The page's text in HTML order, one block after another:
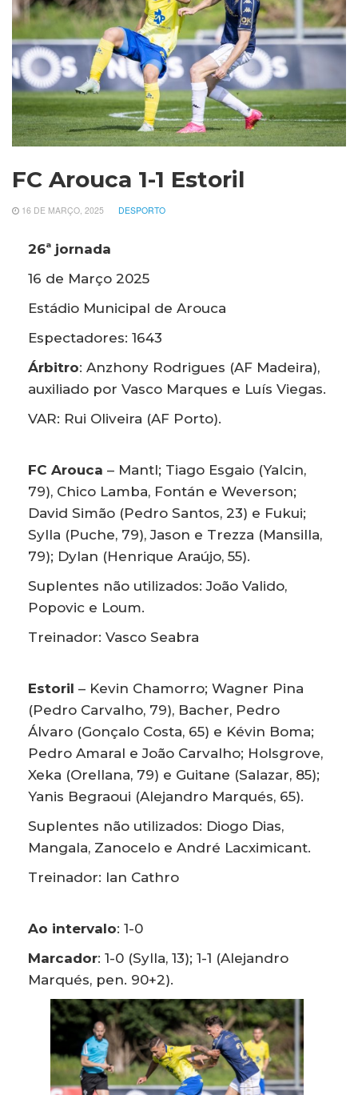
FC Arouca 1-1 Estoril
16 DE MARÇO, 2025 DESPORTO
26ª jornada
16 de Março 2025
Estádio Municipal de Arouca
Espectadores: 1643
Árbitro: Anzhony Rodrigues (AF Madeira),
auxiliado por Vasco Marques e Luís Viegas.
VAR: Rui Oliveira (AF Porto).
FC Arouca – Mantl; Tiago Esgaio (Yalcin,
79), Chico Lamba, Fontán e Weverson;
David Simão (Pedro Santos, 23) e Fukui;
Sylla (Puche, 79), Jason e Trezza (Mansilla,
79); Dylan (Henrique Araújo, 55).
Suplentes não utilizados: João Valido,
Popovic e Loum.
Treinador: Vasco Seabra
Estoril – Kevin Chamorro; Wagner Pina
(Pedro Carvalho, 79), Bacher, Pedro
Álvaro (Gonçalo Costa, 65) e Kévin Boma;
Pedro Amaral e João Carvalho; Holsgrove,
Xeka (Orellana, 79) e Guitane (Salazar, 85);
Yanis Begraoui (Alejandro Marqués, 65).
Suplentes não utilizados: Diogo Dias,
Mangala, Zanocelo e André Lacximicant.
Treinador: Ian Cathro
Ao intervalo: 1-0
Marcador: 1-0 (Sylla, 13); 1-1 (Alejandro
Marqués, pen. 90+2).